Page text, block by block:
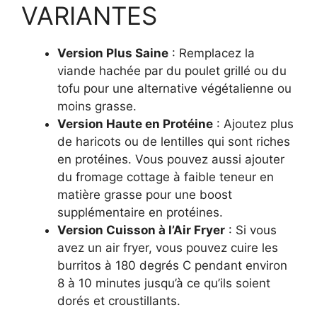
VARIANTES
Version Plus Saine : Remplacez la
viande hachée par du poulet grillé ou du
tofu pour une alternative végétalienne ou
moins grasse.
Version Haute en Protéine : Ajoutez plus
de haricots ou de lentilles qui sont riches
en protéines. Vous pouvez aussi ajouter
du fromage cottage à faible teneur en
matière grasse pour une boost
supplémentaire en protéines.
Version Cuisson à l’Air Fryer : Si vous
avez un air fryer, vous pouvez cuire les
burritos à 180 degrés C pendant environ
8 à 10 minutes jusqu’à ce qu’ils soient
dorés et croustillants.